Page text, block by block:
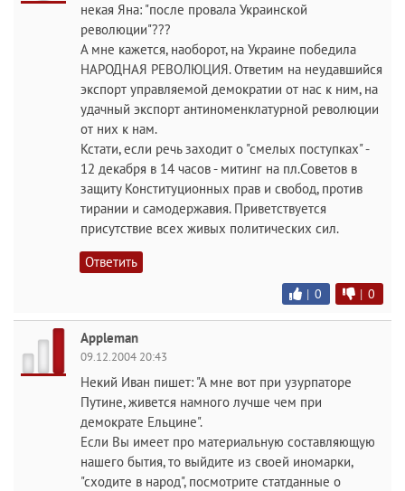
некая Яна: "после провала Украинской
революции"???
А мне кажется, наоборот, на Украине победила
НАРОДНАЯ РЕВОЛЮЦИЯ. Ответим на неудавшийся
экспорт управляемой демократии от нас к ним, на
удачный экспорт антиноменклатурной революции
от них к нам.
Кстати, если речь заходит о "смелых поступках" -
12 декабря в 14 часов - митинг на пл.Советов в
защиту Конституционных прав и свобод, против
тирании и самодержавия. Приветствуется
присутствие всех живых политических сил.
Ответить
| 0 | 0
Appleman
09.12.2004 20:43
Некий Иван пишет: "А мне вот при узурпаторе
Путине, живется намного лучше чем при
демократе Ельцине".
Если Вы имеет про материальную составляющую
нашего бытия, то выйдите из своей иномарки,
"сходите в народ", посмотрите статданные о